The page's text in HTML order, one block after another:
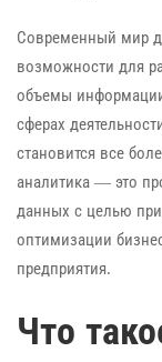
Современный мир
возможности для
объемы
сферах
становится все
аналитика — это
данных с целью
оптимизации
предприятия.
Что